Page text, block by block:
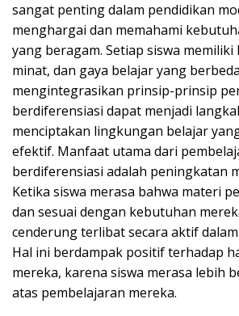
sangat penting dalam pendidikan
menghargai dan memahami
yang beragam. Setiap siswa memiliki
minat, dan gaya belajar yang
mengintegrasikan prinsip-prinsip
berdiferensiasi dapat menjadi
menciptakan lingkungan belajar
efektif. Manfaat utama dari
berdiferensiasi adalah peningkatan
Ketika siswa merasa bahwa materi
dan sesuai dengan kebutuhan
cenderung terlibat secara aktif
Hal ini berdampak positif terhadap
mereka, karena siswa merasa lebih
atas pembelajaran mereka.